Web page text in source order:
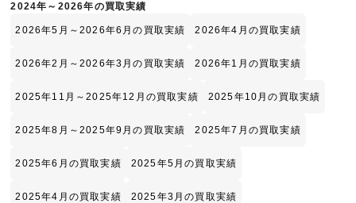
2024年～2026年の買取実績
2026年5月～2026年6月の買取実績 2026年4月の買取実績
2026年2月～2026年3月の買取実績 2026年1月の買取実績
2025年11月～2025年12月の買取実績 2025年10月の買取実績
2025年8月～2025年9月の買取実績 2025年7月の買取実績
2025年6月の買取実績 2025年5月の買取実績
2025年4月の買取実績 2025年3月の買取実績